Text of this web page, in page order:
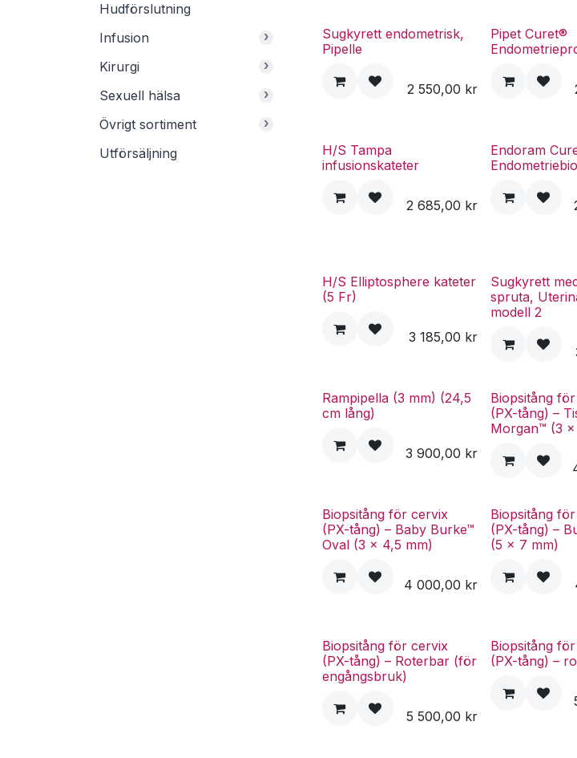
Hudförslutning
Infusion
›
Kirurgi ›
Sexuell hälsa ›
Övrigt sortiment ›
Utförsäljning
Sugkyrett endometrisk,
Pipelle
2 550,00 kr
Pipet Curet®
H/S Tampa
infusionskateter
2 685,00 kr
Endoram
H/S Elliptosphere kateter
(5 Fr)
3 185,00 kr
Sugkyrett
spruta,
modell 2
Rampipella (3 mm) (24,5
cm lång)
3 900,00 kr
Biopsitång
(PX-tång) –
Morgan™ (3
Biopsitång för cervix
(PX-tång) – Baby Burke™
Oval (3 x 4,5 mm)
4 000,00 kr
Biopsitång
(PX-tång) –
(5 x 7 mm)
Biopsitång för cervix
(PX-tång) – Roterbar (för
engångsbruk)
5 500,00 kr
Biopsitång
(PX-tång) –